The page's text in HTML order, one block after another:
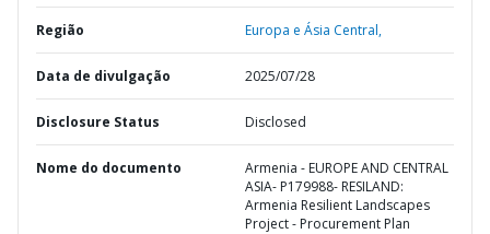
Região Europa e Ásia Central,
Data de divulgação 2025/07/28
Disclosure Status Disclosed
Nome do documento
Armenia - EUROPE AND CENTRAL
ASIA- P179988- RESILAND:
Armenia Resilient Landscapes
Project - Procurement Plan